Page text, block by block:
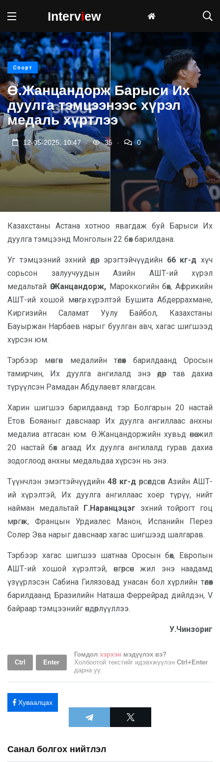
Interview
Спорт
Ө.Жанцандорж Барыси Их
дуулга тэмцээнээс хүрэл
медаль хүртлээ
12-05-2025, 10:47 . 35 0
Казахстаны Астана хотноо явагдаж буй Барыси Их
дуулга тэмцээнд Монголын 22 бөх барилдана.
Уг тэмцээний эхний өдөр эрэгтэйчүүдийн 66 кг-дхүч
сорьсон залуучуудын Азийн АШТ-ий хүрэл
медальтай Ө.Жанцандорж, Мароккогийн бөх, Африкийн
АШТ-ий хошой мөнгө, хүрэлтэй Бушита Абдеррахмане,
Киргизийн Саламат Уулу Байбол, Казахстаны
Бауыржан Нарбаев нарыг буулган авч, хагас шигшээд
хүрсэн юм.
Тэрбээр мөнгөн медалийн төлөөх барилдаанд Оросын
тамирчин, Их дуулга ангилалд энэ өдөр тав дахиа
түрүүлсэн Рамадан Абдулаевт ялагдсан.
Харин шигшээ барилдаанд тэр Болгарын 20 настай
Ётов Бояаныг давснаар Их дуулга ангиллаас анхны
медалиа атгасан юм. Ө.Жанцандоржийн хувьд өнөө жил
20 настай бөх агаад Их дуулга ангилалд гурав дахиа
зодоглоод анхны медальдаа хүрсэн нь энэ.
Түүнчлэн эмэгтэйчүүдийн 48 кг-д өрсөлдсөн Азийн АШТ-
ий хүрэлтэй, Их дуулга ангиллаас хоёр түрүү, нийт
найман медальтай Г.Наранцэцэг эхний тойрогт гоц
мөргөж, Францын Урдиалес Манон, Испанийн Перез
Солер Эва нарыг давснаар хагас шигшээд шалгарав.
Тэрбээр хагас шигшээ шатнаа Оросын бөх, Европын
АШТ-ий хошой хүрэлтэй, өнгөрсөн жил энэ наадамд
үзүүрлэсэн Сабина Гилязовад унасан бол хүрлийн төлөөх
барилдаанд Бразилийн Наташа Феррейрад дийлдэн, V
байраар тэмцээнийг өндөрлүүллээ.
У.Чинзориг
Ctrl Enter
Гомдол хэрхэн мэдүүлэх вэ?
Холбоотой текстийг идэвхжүүлэн Ctrl+Enter
дарна уу.
Хуваалцах
Санал болгох нийтлэл